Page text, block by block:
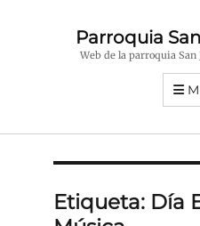
Parroquia
Web de la parroquia San
Etiqueta: Día